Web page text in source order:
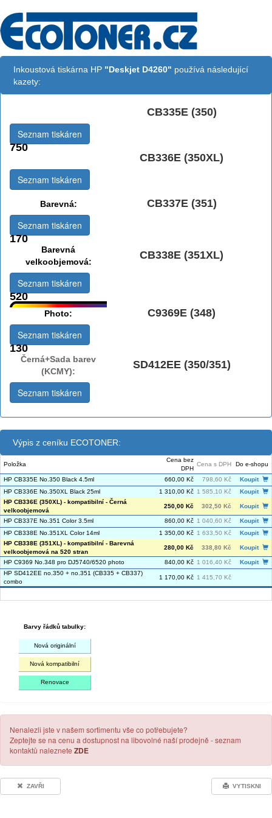
Inkoustová tiskárna HP "Deskjet D4260" používá následující
kazety:
CB335E (350)
750
Seznam tiskáren
CB336E (350XL)
Seznam tiskáren
Barevná: CB337E (351)
170
Seznam tiskáren
Barevná
velkoobjemová:
CB338E (351XL)
520
Seznam tiskáren
Photo: C9369E (348)
130
Seznam tiskáren
Černá+Sada barev
(KCMY):
SD412EE (350/351)
Seznam tiskáren
Výpis z ceníku ECOTONER:
Položka
Cena bez
DPH
Cena s DPH Do e-shopu
HP CB335E No.350 Black 4.5ml 660,00 Kč 798,60 Kč
Koupit
HP CB336E No.350XL Black 25ml
1 310,00 Kč 1 585,10 Kč
Koupit
HP CB336E (350XL) - kompatibilní - Černá
velkoobjemová
250,00 Kč 302,50 Kč Koupit
HP CB337E No.351 Color 3.5ml 860,00 Kč 1 040,60 Kč
Koupit
HP CB338E No.351XL Color 14ml
1 350,00 Kč 1 633,50 Kč
Koupit
HP CB338E (351XL) - kompatibilní - Barevná
velkoobjemová na 520 stran
280,00 Kč 338,80 Kč Koupit
HP C9369 No.348 pro DJ5740/6520 photo 840,00 Kč 1 016,40 Kč
Koupit
HP SD412EE no.350 + no.351 (CB335 + CB337)
combo
1 170,00 Kč 1 415,70 Kč
Barvy řádků tabulky:
Nová originální
Nová kompatibilní
Renovace
Nenalezli jste v našem sortimentu vše co potřebujete?
Zeptejte se na cenu a dostupnost na libovolné naší prodejně - seznam
kontaktů naleznete ZDE
ZAVŘI VYTISKNI